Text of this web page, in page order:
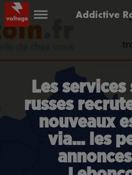
Addictive
Les
russes
nouveaux
via... les